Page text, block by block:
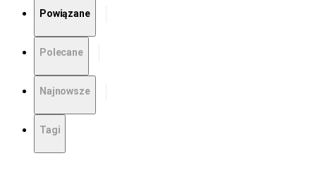
Powiązane
Polecane
Najnowsze
Tagi